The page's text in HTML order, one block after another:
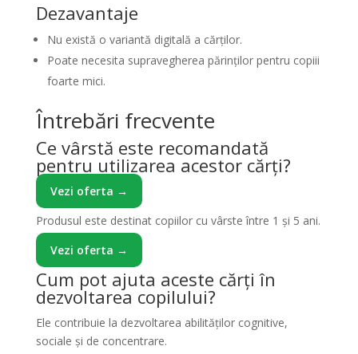
Dezavantaje
Nu există o variantă digitală a cărților.
Poate necesita supravegherea părinților pentru copiii
foarte mici.
Întrebări frecvente
Ce vârstă este recomandată
pentru utilizarea acestor cărți?
Vezi oferta →
Produsul este destinat copiilor cu vârste între 1 și 5 ani.
Vezi oferta →
Cum pot ajuta aceste cărți în
dezvoltarea copilului?
Ele contribuie la dezvoltarea abilităților cognitive,
sociale și de concentrare.